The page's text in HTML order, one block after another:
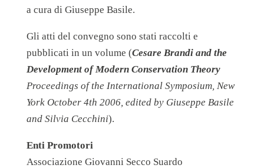
a cura di Giuseppe Basile.
Gli atti del convegno sono stati raccolti e
pubblicati in un volume (Cesare Brandi and the
Development of Modern Conservation Theory
Proceedings of the International Symposium, New
York October 4th 2006, edited by Giuseppe Basile
and Silvia Cecchini).
Enti Promotori
Associazione Giovanni Secco Suardo